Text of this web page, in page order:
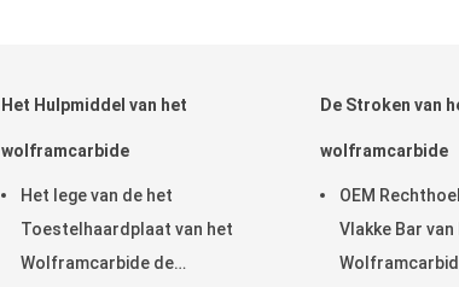
Het Hulpmiddel van het
wolframcarbide
Het lege van de het
Toestelhaardplaat van het
Wolframcarbide de
De Stroken van
wolframcarbide
OEM
Vlakke Bar van